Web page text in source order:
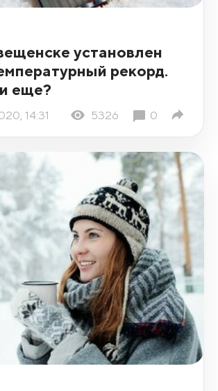
установлен
рекорд.
еще?
14:31 5326 0